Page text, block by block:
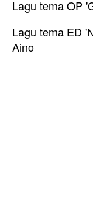
Lagu tema OP
Lagu tema ED
Aino